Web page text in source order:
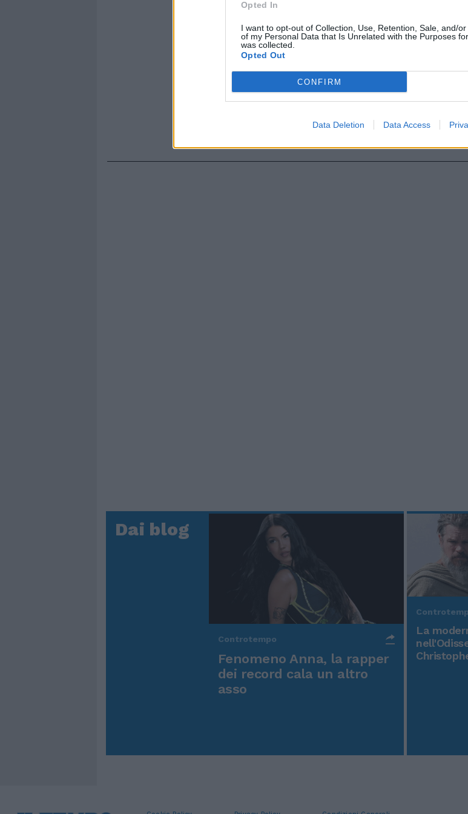
Opted In
I want to opt-out of Collection, Use, Retention, Sale, and/or
of my Personal Data that Is Unrelated with the Purposes
was collected.
Opted Out
CONFIRM
Data Deletion Data Access
Dai blog
Controtempo
Fenomeno Anna, la rapper
dei record cala un altro
asso
La